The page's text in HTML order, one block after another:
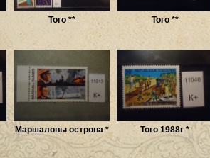
Того ** Того **
Маршаловы острова * Того 1988г *